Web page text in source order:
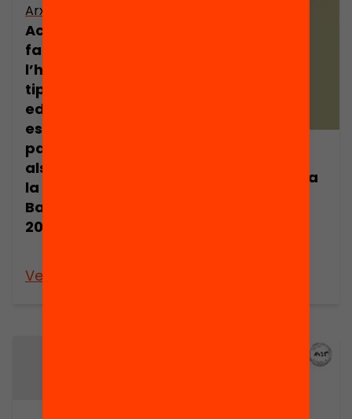
Arxiu
Accessibilitat
familiar a
l’habitatge,
tipologies
edificatòries i
estructura dels
parcs construïts
als municipis de
la província de
Barcelona, 1985-
2005 (part 2)
Veure’n més
La immigració a